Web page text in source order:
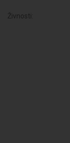
Živnosti: